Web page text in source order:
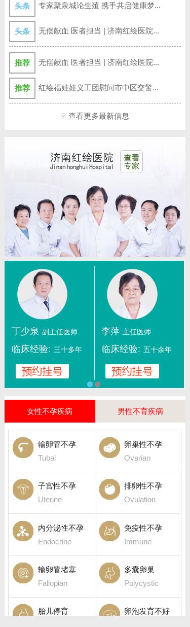
头条
专家聚泉城论生殖 携手共启健康梦...
头条 无偿献血 医者担当 | 济南红绘医院...
推荐 无偿献血 医者担当 | 济南红绘医院...
推荐 红绘福娃娃义工团慰问市中区交警...
查看更多最新信息
丁少泉 副主任医师
临床经验: 三十多年
李萍 主任医师
临床经验: 五十余年
1 2
女性不孕疾病 男性不育疾病
输卵管不孕
Tubal
卵巢性不孕
Ovarian
子宫性不孕
Uterine
排卵性不孕
Ovulation
内分泌性不孕
Endocrine
免疫性不孕
Immune
输卵管堵塞
Fallopian
多囊卵巢
Polycystic
胎儿停育
卵泡发育不好